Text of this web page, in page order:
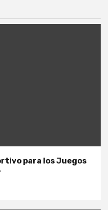
para los Juegos